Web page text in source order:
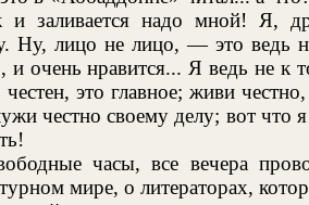
и заливается надо мной! Я,
Ну, лицо не лицо, — это ведь
очень нравится... Я ведь не к
это главное; живи
честно своему делу; вот что я
часы, все вечера
мире, о литераторах,